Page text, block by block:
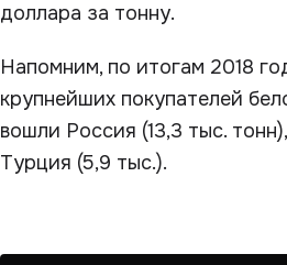
доллара за тонну.
Напомним, по итогам 2018
крупнейших покупателей
вошли Россия (13,3 тыс.
Турция (5,9 тыс.).